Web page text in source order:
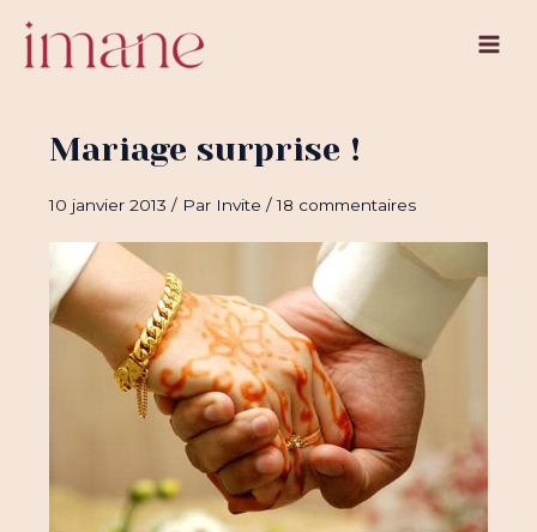
contenu
Main
Mariage surprise !
10 janvier 2013/ Par Invite/18 commentaires